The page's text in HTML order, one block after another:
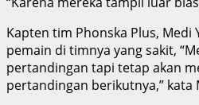
Kapten tim Phonska Plus, Medi
pemain di timnya yang sakit,
pertandingan tapi tetap akan
pertandingan berikutnya,” kata